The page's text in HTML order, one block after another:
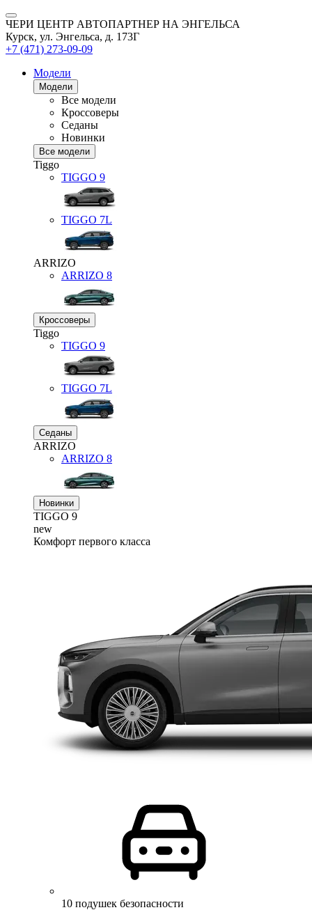
ЧЕРИ ЦЕНТР АВТОПАРТНЕР НА ЭНГЕЛЬСА
Курск, ул. Энгельса, д. 173Г
+7 (471) 273-09-09
Модели
Модели
Все модели
Кроссоверы
Седаны
Новинки
Все модели
Tiggo
TIGGO 9
TIGGO 7L
ARRIZO
ARRIZO 8
Кроссоверы
Tiggo
TIGGO 9
TIGGO 7L
Седаны
ARRIZO
ARRIZO 8
Новинки
TIGGO 9
new
Комфорт первого класса
10 подушек безопасности